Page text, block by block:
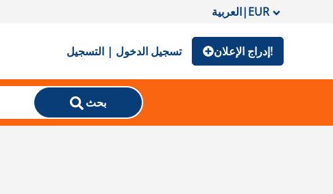
العربية|EUR
تسجيل الدخول | التسجيل إدراج الإعلان!
بحث